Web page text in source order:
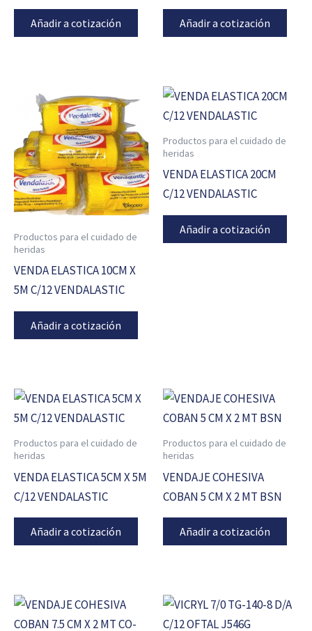
Añadir a cotización Añadir a cotización
Productos para el cuidado de
heridas
VENDA ELASTICA 10CM X
5M C/12 VENDALASTIC
Añadir a cotización
Productos para el cuidado de
heridas
VENDA ELASTICA 20CM
C/12 VENDALASTIC
Añadir a cotización
Productos para el cuidado de
heridas
VENDA ELASTICA 5CM X 5M
C/12 VENDALASTIC
Añadir a cotización
Productos para el cuidado de
heridas
VENDAJE COHESIVA
COBAN 5 CM X 2 MT BSN
Añadir a cotización